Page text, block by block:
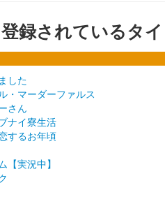
録されているタ
した
・マーダーファルス
さん
ナイ寮生活
するお年頃
【実況中】